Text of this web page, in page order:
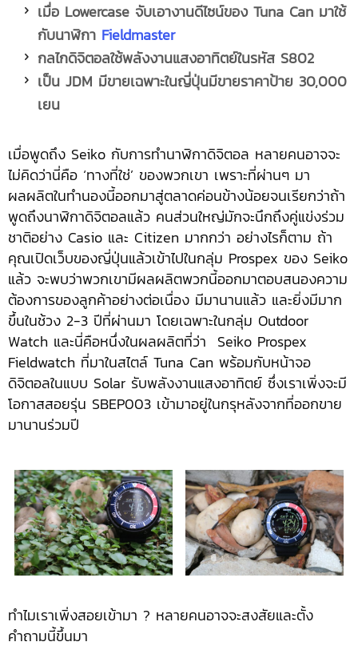
เมื่อ Lowercase จับเอางานดีไซน์ของ Tuna Can มาใช้
กับนาฬิกา Fieldmaster
กลไกดิจิตอลใช้พลังงานแสงอาทิตย์ในรหัส S802
เป็น JDM มีขายเฉพาะในญี่ปุ่นมีขายราคาป้าย 30,000
เยน
เมื่อพูดถึง Seiko กับการทำนาฬิกาดิจิตอล หลายคนอาจจะ
ไม่คิดว่านี่คือ ‘ทางที่ใช่’ ของพวกเขา เพราะที่ผ่านๆ มา
ผลผลิตในทำนองนี้ออกมาสู่ตลาดค่อนข้างน้อยจนเรียกว่าถ้า
พูดถึงนาฬิกาดิจิตอลแล้ว คนส่วนใหญ่มักจะนึกถึงคู่แข่งร่วม
ชาติอย่าง Casio และ Citizen มากกว่า อย่างไรก็ตาม ถ้า
คุณเปิดเว็บของญี่ปุ่นแล้วเข้าไปในกลุ่ม Prospex ของ Seiko
แล้ว จะพบว่าพวกเขามีผลผลิตพวกนี้ออกมาตอบสนองความ
ต้องการของลูกค้าอย่างต่อเนื่อง มีมานานแล้ว และยิ่งมีมาก
ขึ้นในช้วง 2-3 ปีที่ผ่านมา โดยเฉพาะในกลุ่ม Outdoor
Watch และนี่คือหนึ่งในผลผลิตที่ว่า Seiko Prospex
Fieldwatch ที่มาในสไตล์ Tuna Can พร้อมกับหน้าจอ
ดิจิตอลในแบบ Solar รับพลังงานแสงอาทิตย์ ซึ่งเราเพิ่งจะมี
โอกาสสอยรุ่น SBEP003 เข้ามาอยู่ในกรุหลังจากที่ออกขาย
มานานร่วมปี
ทำไมเราเพิ่งสอยเข้ามา ? หลายคนอาจจะสงสัยและตั้ง
คำถามนี้ขึ้นมา